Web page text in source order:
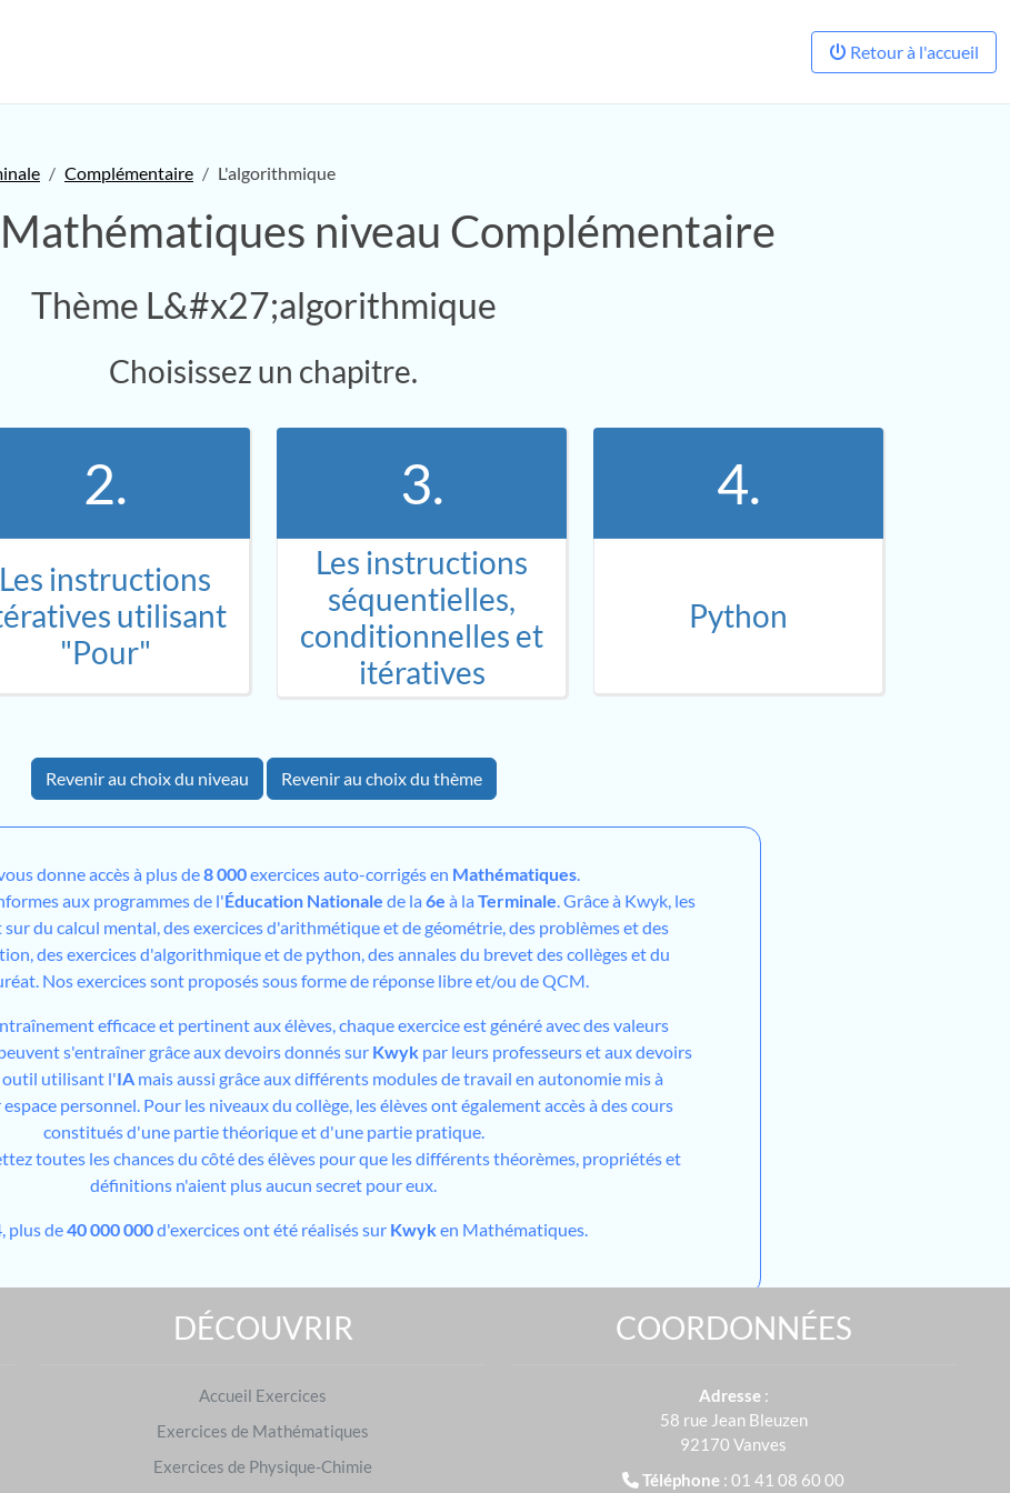
Retour à l'accueil
Complémentaire L'algorithmique
niveau Complémentaire
Thème L&#x27;algorithmique
Choisissez un chapitre.
2.
Les instructions
utilisant
"Pour"
3.
Les instructions
séquentielles,
conditionnelles et
itératives
4.
Python
Revenir au choix du niveau Revenir au choix du thème
donne accès à plus de8 000exercices auto-corrigés en Mathématiques
aux programmes de l'Éducation Nationale de la 6e à la Terminale . Grâce à Kwyk, les
du calcul mental, des exercices d'arithmétique et de géométrie, des problèmes et des
des exercices d'algorithmique et de python, des annales du brevet des collèges et du
Nos exercices sont proposés sous forme de réponse libre et/ou de QCM.
efficace et pertinent aux élèves, chaque exercice est généré avec des valeurs
s'entraîner grâce aux devoirs donnés sur Kwyk par leurs professeurs et aux devoirs
outil utilisant l'IAmais aussi grâce aux différents modules de travail en autonomie mis à
personnel. Pour les niveaux du collège, les élèves ont également accès à des cours
constitués d'une partie théorique et d'une partie pratique.
toutes les chances du côté des élèves pour que les différents théorèmes, propriétés et
définitions n'aient plus aucun secret pour eux.
plus de40 000 000d'exercices ont été réalisés sur Kwyken Mathématiques.
Exercices de 1re|Exercices de BTS
S'entraîner dans d'autres matières
DÉCOUVRIR
Accueil Exercices
Exercices de Mathématiques
Exercices de Physique-Chimie
COORDONNÉES
Adresse :
58 rue Jean Bleuzen
92170 Vanves
Téléphone : 01 41 08 60 00